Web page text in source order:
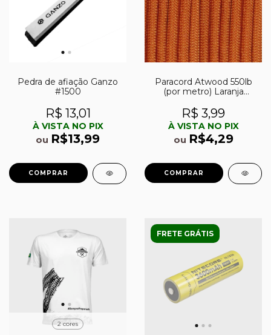
Pedra de afiação Ganzo
#1500
R$ 13,01
À VISTA NO PIX
ou R$13,99
Paracord Atwood 550lb
(por metro) Laranja
R$ 3,99
À VISTA NO PIX
ou R$4,29
2 cores
FRETE GRÁTIS